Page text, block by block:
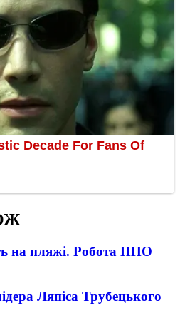
на пляжі. Робота ППО
Ляпіса Трубецького